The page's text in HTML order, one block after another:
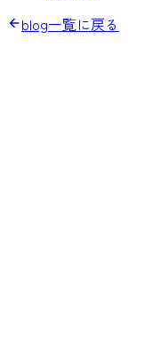
blog一覧に戻る